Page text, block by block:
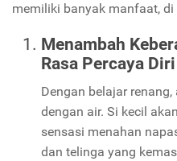
memiliki banyak manfaat, di
Menambah
Rasa Percaya Diri
Dengan belajar
dengan air. Si kecil
sensasi menahan
dan telinga yang